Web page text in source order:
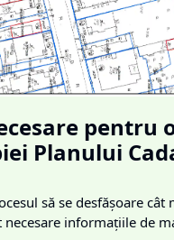
pentru
Planului
să se desfășoare cât
necesare informațiile de